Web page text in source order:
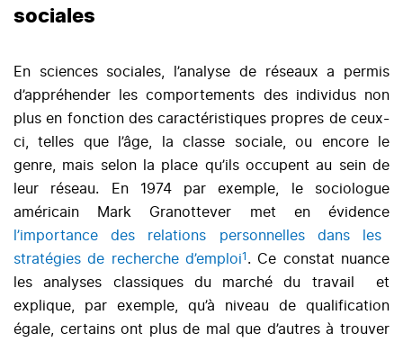
sociales
En sciences sociales, l’analyse de réseaux a permis
d’appréhender les comportements des individus non
plus en fonction des caractéristiques propres de ceux-
ci, telles que l’âge, la classe sociale, ou encore le
genre, mais selon la place qu’ils occupent au sein de
leur réseau. En 1974 par exemple, le sociologue
américain Mark Granottever met en évidence
l’importance des relations personnelles dans les
stratégies de recherche d’emploi1 . Ce constat nuance
les analyses classiques du marché du travail et
explique, par exemple, qu’à niveau de qualification
égale, certains ont plus de mal que d’autres à trouver